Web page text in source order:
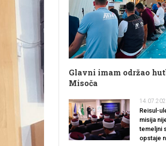
Glavni imam održao
Misoča
Reisul-
misija
temeljni
opstaje